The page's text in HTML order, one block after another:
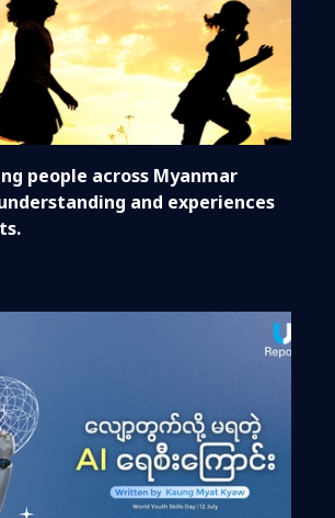
people across Myanmar
and experiences